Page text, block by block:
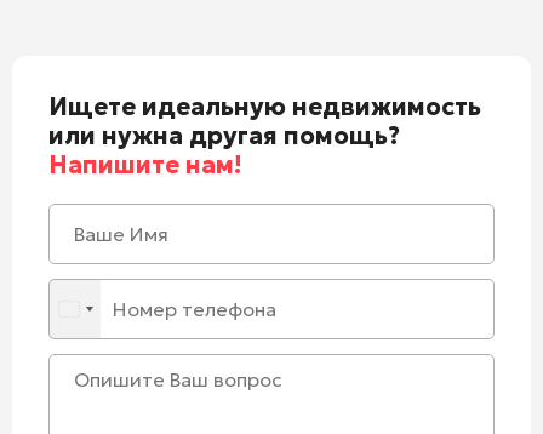
Ищете идеальную недвижимость
или нужна другая помощь?
Напишите нам!